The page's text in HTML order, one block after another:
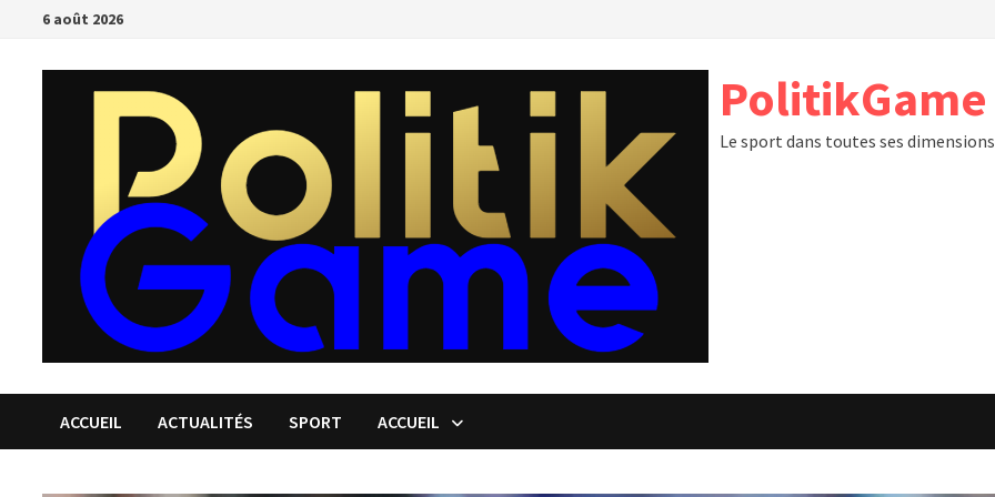
Passer
contenu
6 août 2026
PolitikGame
Le sport dans toutes ses dimensions
ACCUEIL ACTUALITÉS SPORT ACCUEIL